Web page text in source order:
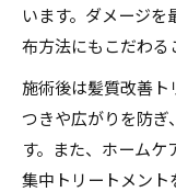
います。ダメージ
布方法にもこだわる
施術後は髪質改善ト
つきや広がりを防ぎ
す。また、ホーム
集中トリートメント